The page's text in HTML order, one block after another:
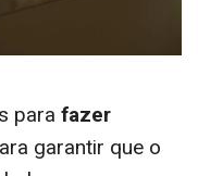
para fazer
garantir que o